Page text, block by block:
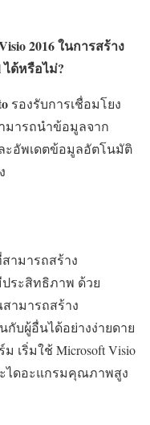
2016 ในการสร้าง
ด้หรือไม่?
รองรับการเชื่อมโยง
มารถนำข้อมูลจาก
ะอัพเดตข้อมูลอัตโนมัติ
ามารถสร้าง
ระสิทธิภาพ ด้วย
ามารถสร้าง
บผู้อื่นได้อย่างง่ายดาย
เริ่มใช้ Microsoft Visio
ะไดอะแกรมคุณภาพสูง